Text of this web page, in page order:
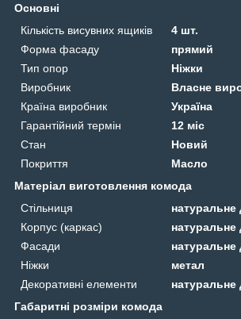
Основні
Кількість висувних ящиків
4 шт.
Форма фасаду
прямий
Тип опор
Ніжки
Виробник
Власне
Країна виробник
Україна
Гарантійний термін
12 міс
Стан
Новий
Покриття
Масло
Матеріал виготовлення комода
Стільниця
натуральне
Корпус (каркас)
натуральне
Фасади
натуральне
Ніжки
метал
Декоративні елементи
натуральне
Габаритні розміри комода